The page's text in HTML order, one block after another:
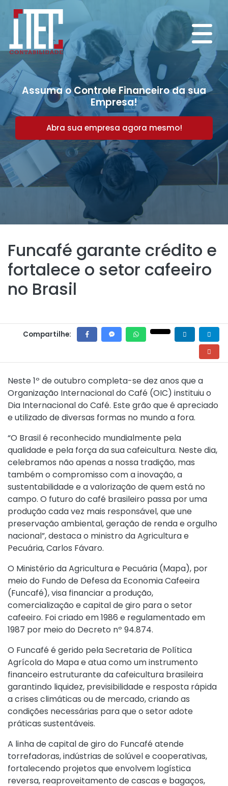
Assuma o Controle Financeiro da sua
Empresa!
Abra sua empresa agora mesmo!
Funcafé garante crédito e
fortalece o setor cafeeiro
no Brasil
Compartilhe:
Neste 1º de outubro completa-se dez anos que a
Organização Internacional do Café (OIC) instituiu o
Dia Internacional do Café. Este grão que é apreciado
e utilizado de diversas formas no mundo a fora.
“O Brasil é reconhecido mundialmente pela
qualidade e pela força da sua cafeicultura. Neste dia,
celebramos não apenas a nossa tradição, mas
também o compromisso com a inovação, a
sustentabilidade e a valorização de quem está no
campo. O futuro do café brasileiro passa por uma
produção cada vez mais responsável, que une
preservação ambiental, geração de renda e orgulho
nacional”, destaca o ministro da Agricultura e
Pecuária, Carlos Fávaro.
O Ministério da Agricultura e Pecuária (Mapa), por
meio do Fundo de Defesa da Economia Cafeeira
(Funcafé), visa financiar a produção,
comercialização e capital de giro para o setor
cafeeiro. Foi criado em 1986 e regulamentado em
1987 por meio do Decreto nº 94.874.
O Funcafé é gerido pela Secretaria de Política
Agrícola do Mapa e atua como um instrumento
financeiro estruturante da cafeicultura brasileira
garantindo liquidez, previsibilidade e resposta rápida
a crises climáticas ou de mercado, criando as
condições necessárias para que o setor adote
práticas sustentáveis.
A linha de capital de giro do Funcafé atende
torrefadoras, indústrias de solúvel e cooperativas,
fortalecendo projetos que envolvem logística
reversa, reaproveitamento de cascas e bagaços,